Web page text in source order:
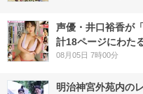
声優・井口裕香が
計18ページにわた
08月05日 7時00分
明治神宮外苑内の